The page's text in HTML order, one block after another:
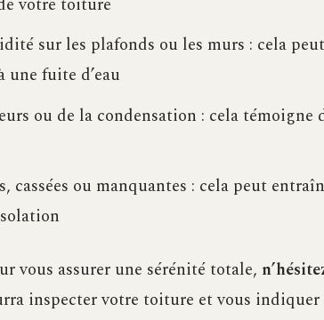
sur les plafonds ou les murs : cela
fuite d’eau
ou de la condensation : cela témoigne
cassées ou manquantes : cela peut
vous assurer une sérénité totale,
inspecter votre toiture et vous indiquer